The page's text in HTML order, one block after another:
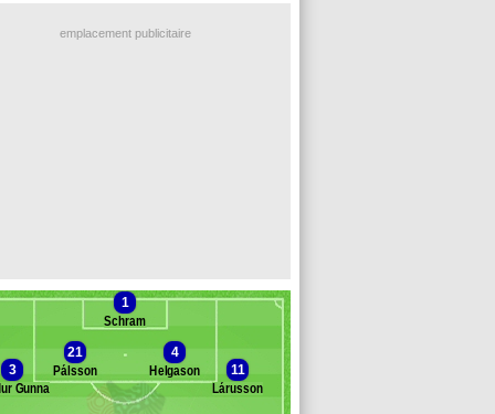
: Filipe Luis soutient Biereth
emplacement publicitaire
des remplaçantsValur Reykjavik
1
Schram
21
Pálsson
4
Helgason
3
Gunnarsson
11
Lárusson